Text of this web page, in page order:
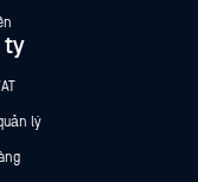
ty
lý